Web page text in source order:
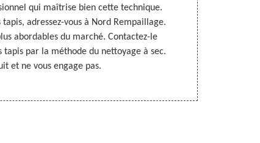
qui maîtrise bien cette technique.
adressez-vous à Nord Rempaillage.
abordables du marché. Contactez-le
tapis par la méthode du nettoyage à sec.
et ne vous engage pas.